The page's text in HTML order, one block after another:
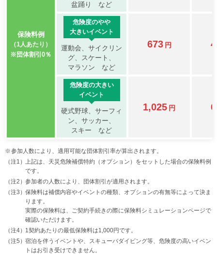
保険料例
（1人あたり）
※団体割引0％
盆踊り など
危険度のやや
大きいイベント
運動会、サイクリン
グ、 スケート、
マラソン など
673 円
危険度の大きい
イベント
硬式野球、サーフィ
ン、 サッカー、
スキー など
1,025 円
参加人数により、適用可能な団体割引率が算出されます。
上記は、天災危険補償特約（オプション）をセットした場合の保険料例
です。
参加者の人数により、団体割引が適用されます。
保険料は補償内容やイベントの種類、オプションの有無等によって決ま
ります。
実際の保険料は、ご契約手続きの際に保険料シミュレーションページで
確認いただけます。
1契約あたりの最低保険料は1,000円です。
宿泊を伴うイベントや、スキューバダイビング等、危険度の高いイベン
トはお引き受けできません。